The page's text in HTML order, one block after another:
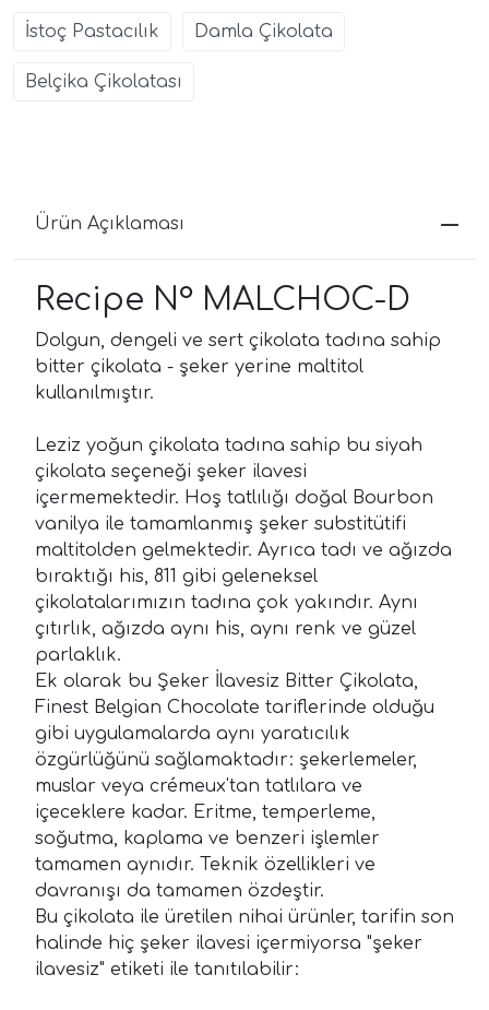
İstoç Pastacılık Damla Çikolata
Belçika Çikolatası
Ürün Açıklaması
Recipe N° MALCHOC-D
Dolgun, dengeli ve sert çikolata tadına sahip
bitter çikolata - şeker yerine maltitol
kullanılmıştır.
Leziz yoğun çikolata tadına sahip bu siyah
çikolata seçeneği şeker ilavesi
içermemektedir. Hoş tatlılığı doğal Bourbon
vanilya ile tamamlanmış şeker substitütifi
maltitolden gelmektedir. Ayrıca tadı ve ağızda
bıraktığı his, 811 gibi geleneksel
çikolatalarımızın tadına çok yakındır. Aynı
çıtırlık, ağızda aynı his, aynı renk ve güzel
parlaklık.
Ek olarak bu Şeker İlavesiz Bitter Çikolata,
Finest Belgian Chocolate tariflerinde olduğu
gibi uygulamalarda aynı yaratıcılık
özgürlüğünü sağlamaktadır: şekerlemeler,
muslar veya crémeux'tan tatlılara ve
içeceklere kadar. Eritme, temperleme,
soğutma, kaplama ve benzeri işlemler
tamamen aynıdır. Teknik özellikleri ve
davranışı da tamamen özdeştir.
Bu çikolata ile üretilen nihai ürünler, tarifin son
halinde hiç şeker ilavesi içermiyorsa "şeker
ilavesiz" etiketi ile tanıtılabilir: